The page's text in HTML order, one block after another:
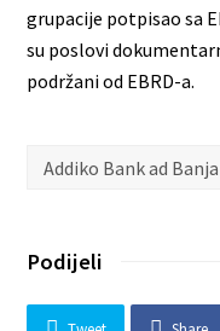
grupacije potpisao sa
su poslovi
podržani od EBRD-a.
Addiko Bank ad
Podijeli